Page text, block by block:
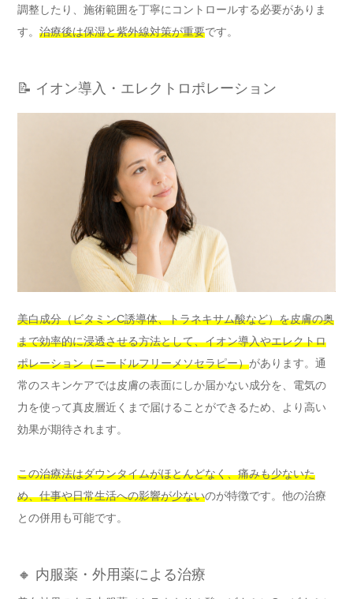
調整したり、施術範囲を丁寧にコントロールする必要がありま
す。 治療後は保湿と紫外線対策が重要です。
📝 イオン導入・エレクトロポレーション
美白成分（ビタミンC誘導体、トラネキサム酸など）を皮膚の奥
まで効率的に浸透させる方法として、イオン導入やエレクトロ
ポレーション（ニードルフリーメソセラピー）があります。通
常のスキンケアでは皮膚の表面にしか届かない成分を、電気の
力を使って真皮層近くまで届けることができるため、より高い
効果が期待されます。
この治療法はダウンタイムがほとんどなく、痛みも少ないた
め、仕事や日常生活への影響が少ないのが特徴です。他の治療
との併用も可能です。
🔸 内服薬・外用薬による治療